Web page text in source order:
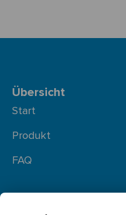
Übersicht
Start
Produkt
FAQ